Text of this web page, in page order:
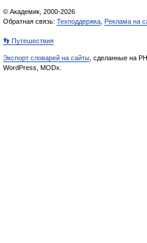
© Академик, 2000-2026
Обратная связь: Техподдержка Реклама на
👣 Путешествия
Экспорт словарей на сайты , сделанные на
WordPress, MODx.